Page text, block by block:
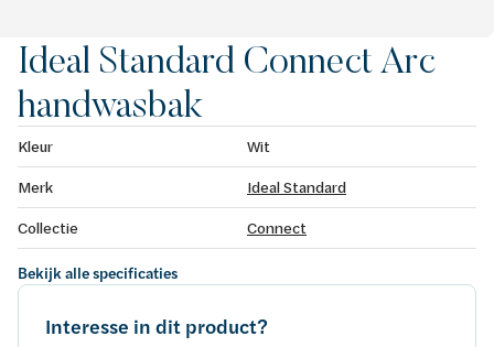
Ideal Standard Connect Arc
handwasbak
Kleur
Wit
Merk
Ideal Standard
Collectie
Connect
Bekijk alle specificaties
Interesse in dit product?